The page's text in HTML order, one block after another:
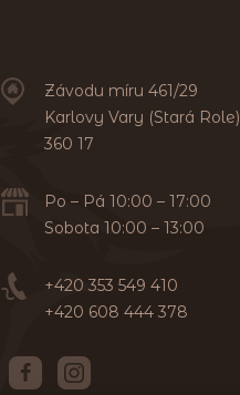
Závodu míru 461/29
Karlovy Vary (Stará Role)
360 17
Po – Pá 10:00 – 17:00
Sobota 10:00 – 13:00
+420 353 549 410
+420 608 444 378